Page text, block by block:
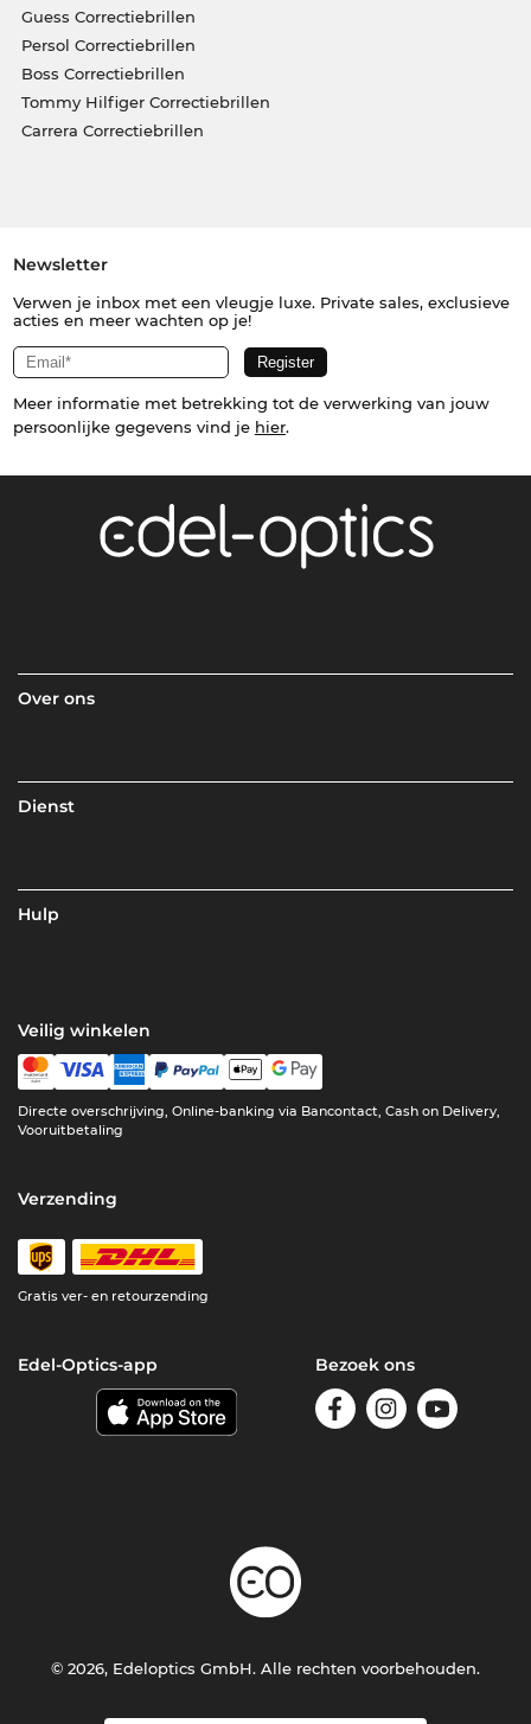
Guess Correctiebrillen
Persol Correctiebrillen
Boss Correctiebrillen
Tommy Hilfiger Correctiebrillen
Carrera Correctiebrillen
Newsletter
Verwen je inbox met een vleugje luxe. Private sales, exclusieve
acties en meer wachten op je!
Meer informatie met betrekking tot de verwerking van jouw
persoonlijke gegevens vind je hier.
Over ons
Dienst
Hulp
Veilig winkelen
Directe overschrijving, Online-banking via Bancontact, Cash on Delivery,
Vooruitbetaling
Verzending
Gratis ver- en retourzending
Edel-Optics-app Bezoek ons
© 2026, Edeloptics GmbH. Alle rechten voorbehouden.